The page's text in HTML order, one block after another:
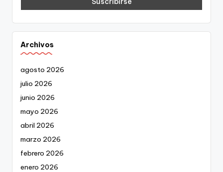
Archivos
agosto 2026
julio 2026
junio 2026
mayo 2026
abril 2026
marzo 2026
febrero 2026
enero 2026